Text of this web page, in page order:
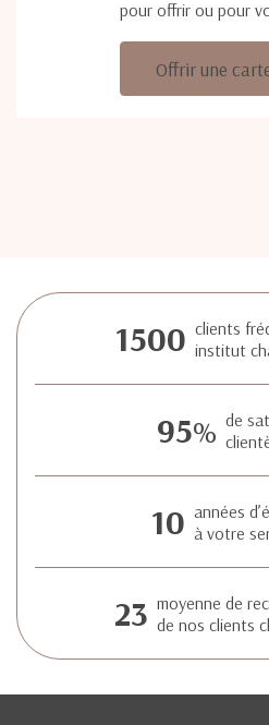
pour offrir ou pour
Offrir une
1500 clients
institut
95% de
10 années
à votre
23 moyenne de
de nos clients